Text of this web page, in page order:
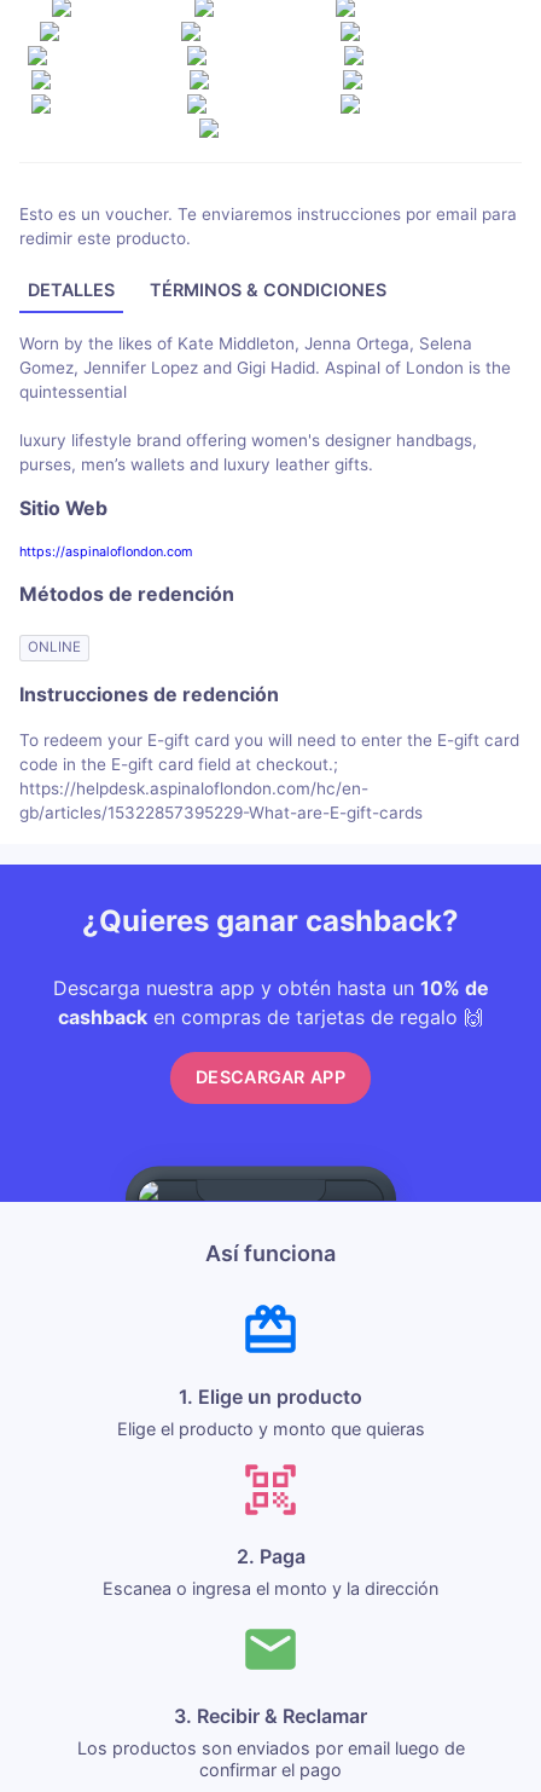
Esto es un voucher. Te enviaremos instrucciones por email para
redimir este producto.
DETALLES TÉRMINOS & CONDICIONES
Worn by the likes of Kate Middleton, Jenna Ortega, Selena
Gomez, Jennifer Lopez and Gigi Hadid. Aspinal of London is the
quintessential
luxury lifestyle brand offering women's designer handbags,
purses, men’s wallets and luxury leather gifts.
Sitio Web
https://aspinaloflondon.com
Métodos de redención
ONLINE
Instrucciones de redención
To redeem your E-gift card you will need to enter the E-gift card
code in the E-gift card field at checkout.;
https://helpdesk.aspinaloflondon.com/hc/en-
gb/articles/15322857395229-What-are-E-gift-cards
¿Quieres ganar cashback?
Descarga nuestra app y obtén hasta un 10% de
cashback en compras de tarjetas de regalo 🙌
DESCARGAR APP
Así funciona
1. Elige un producto
Elige el producto y monto que quieras
2. Paga
Escanea o ingresa el monto y la dirección
3. Recibir & Reclamar
Los productos son enviados por email luego de
confirmar el pago